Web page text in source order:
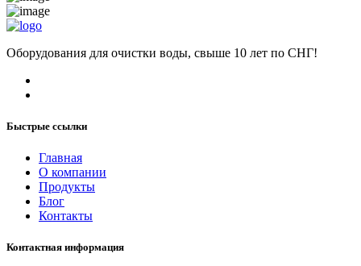
Оборудования для очистки воды, свыше 10 лет по СНГ!
Быстрые ссылки
Главная
О компании
Продукты
Блог
Контакты
Контактная информация